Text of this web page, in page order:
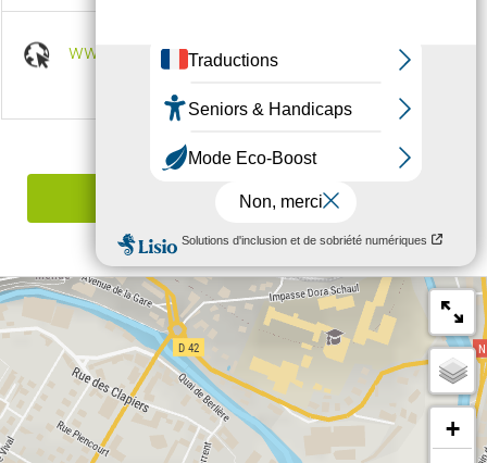
www.bandsintown.com
Signaler une erreur
+